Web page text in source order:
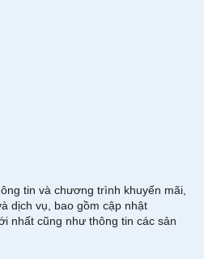
tin và chương trình khuyến mãi,
dịch vụ, bao gồm cập nhật
nhất cũng như thông tin các sản